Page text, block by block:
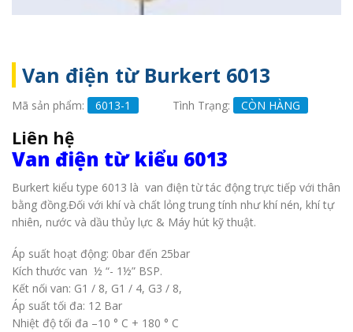
Van điện từ Burkert 6013
Mã sản phẩm: 6013-1 Tình Trạng: CÒN HÀNG
Liên hệ
Van điện từkiểu 6013
Burkert kiểu type 6013 là van điện từ tác động trực tiếp với thân
bằng đồng.Đối với khí và chất lỏng trung tính như khí nén, khí tự
nhiên, nước và dầu thủy lực & Máy hút kỹ thuật.
Áp suất hoạt động: 0bar đến 25bar
Kích thước van ½ “- 1½” BSP.
Kết nối van: G1 / 8, G1 / 4, G3 / 8,
Áp suất tối đa: 12 Bar
Nhiệt độ tối đa –10 ° C + 180 ° C